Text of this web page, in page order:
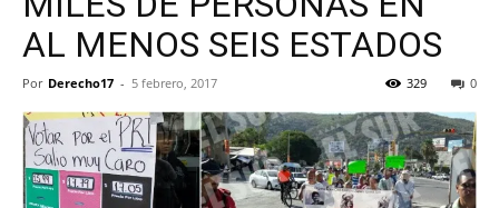
AL MENOS SEIS ESTADOS
Por Derecho17 - 5 febrero, 2017 0
329